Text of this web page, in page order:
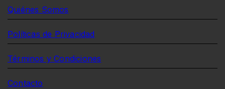
Quiénes Somos
Políticas de Privacidad
Términos y Condiciones
Contacto